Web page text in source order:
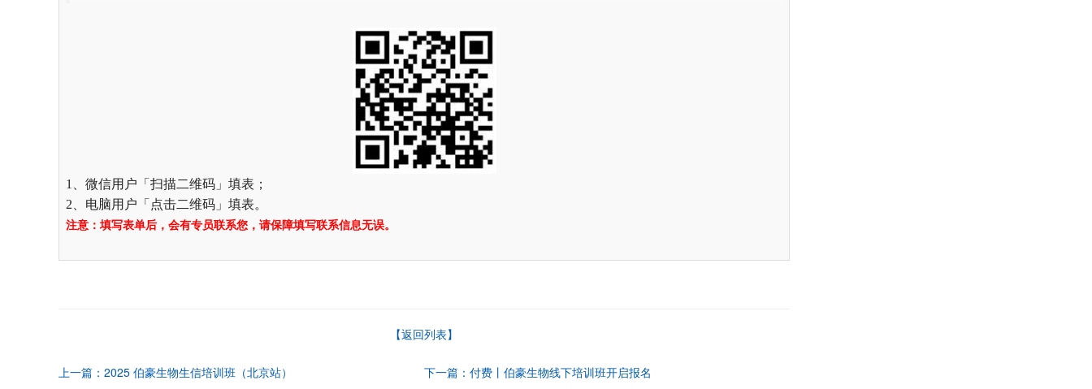
1、微信用户「扫描二维码」填表；
2、电脑用户「点击二维码」填表。
注意：填写表单后，会有专员联系您，请保障填写联系信息无误。
【返回列表】
上一篇：2025 伯豪生物生信培训班（北京站） 下一篇：付费丨伯豪生物线下培训班开启报名